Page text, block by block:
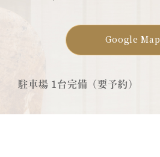
Google Map
駐車場 1台完備（要予約）